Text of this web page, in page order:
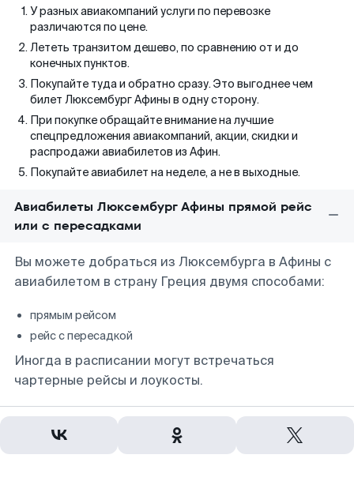
У разных авиакомпаний услуги по перевозке
различаются по цене.
Лететь транзитом дешево, по сравнению от и до
конечных пунктов.
Покупайте туда и обратно сразу. Это выгоднее чем
билет Люксембург Афины в одну сторону.
При покупке обращайте внимание на лучшие
спецпредложения авиакомпаний, акции, скидки и
распродажи авиабилетов из Афин.
Покупайте авиабилет на неделе, а не в выходные.
Авиабилеты Люксембург Афины прямой рейс
или с пересадками
Вы можете добраться из Люксембурга в Афины с
авиабилетом в страну Греция двумя способами:
прямым рейсом
рейс с пересадкой
Иногда в расписании могут встречаться
чартерные рейсы и лоукосты.